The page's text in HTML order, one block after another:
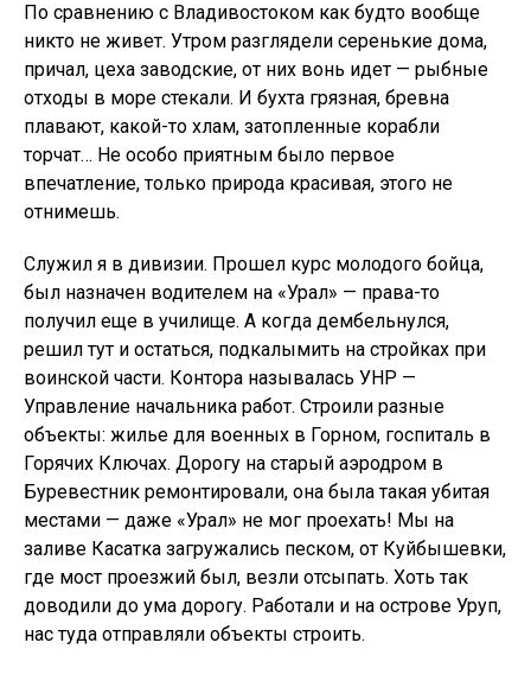
По сравнению с Владивостоком как будто вообще
никто не живет. Утром разглядели серенькие дома,
причал, цеха заводские, от них вонь идет — рыбные
отходы в море стекали. И бухта грязная, бревна
плавают, какой-то хлам, затопленные корабли
торчат… Не особо приятным было первое
впечатление, только природа красивая, этого не
отнимешь.
Служил я в дивизии. Прошел курс молодого бойца,
был назначен водителем на «Урал» — права-то
получил еще в училище. А когда дембельнулся,
решил тут и остаться, подкалымить на стройках при
воинской части. Контора называлась УНР —
Управление начальника работ. Строили разные
объекты: жилье для военных в Горном, госпиталь в
Горячих Ключах. Дорогу на старый аэродром в
Буревестник ремонтировали, она была такая убитая
местами — даже «Урал» не мог проехать! Мы на
заливе Касатка загружались песком, от Куйбышевки,
где мост проезжий был, везли отсыпать. Хоть так
доводили до ума дорогу. Работали и на острове Уруп,
нас туда отправляли объекты строить.